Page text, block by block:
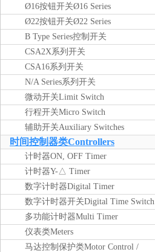
Ø16按钮开关Ø16 Series
Ø22按钮开关Ø22 Series
B Type Series控制开关
CSA2X系列开关
CSA16系列开关
N/A Series系列开关
微动开关Limit Switch
行程开关Micro Switch
辅助开关Auxiliary Switches
时间控制器类Controllers
计时器ON, OFF Timer
计时器Y-△ Timer
数字计时器Digital Timer
数字计时器开关Digital Time Switch
多功能计时器Multi Timer
仪表类Meters
马达控制保护类Motor Control /